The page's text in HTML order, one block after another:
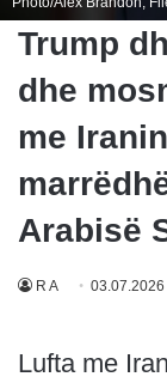
Trump
dhe
me
Arabisë
R A 03.07.2026
Lufta me